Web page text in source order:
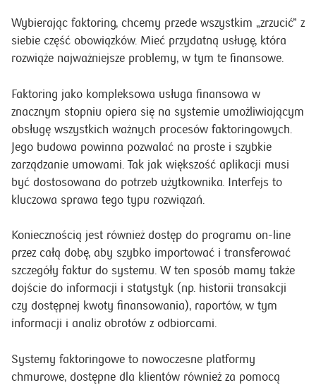
Wybierając faktoring, chcemy przede wszystkim „zrzucić” z
siebie część obowiązków. Mieć przydatną usługę, która
rozwiąże najważniejsze problemy, w tym te finansowe.
Faktoring jako kompleksowa usługa finansowa w
znacznym stopniu opiera się na systemie umożliwiającym
obsługę wszystkich ważnych procesów faktoringowych.
Jego budowa powinna pozwalać na proste i szybkie
zarządzanie umowami. Tak jak większość aplikacji musi
być dostosowana do potrzeb użytkownika. Interfejs to
kluczowa sprawa tego typu rozwiązań.
Koniecznością jest również dostęp do programu on-line
przez całą dobę, aby szybko importować i transferować
szczegóły faktur do systemu. W ten sposób mamy także
dojście do informacji i statystyk (np. historii transakcji
czy dostępnej kwoty finansowania), raportów, w tym
informacji i analiz obrotów z odbiorcami.
Systemy faktoringowe to nowoczesne platformy
chmurowe, dostępne dla klientów również za pomocą